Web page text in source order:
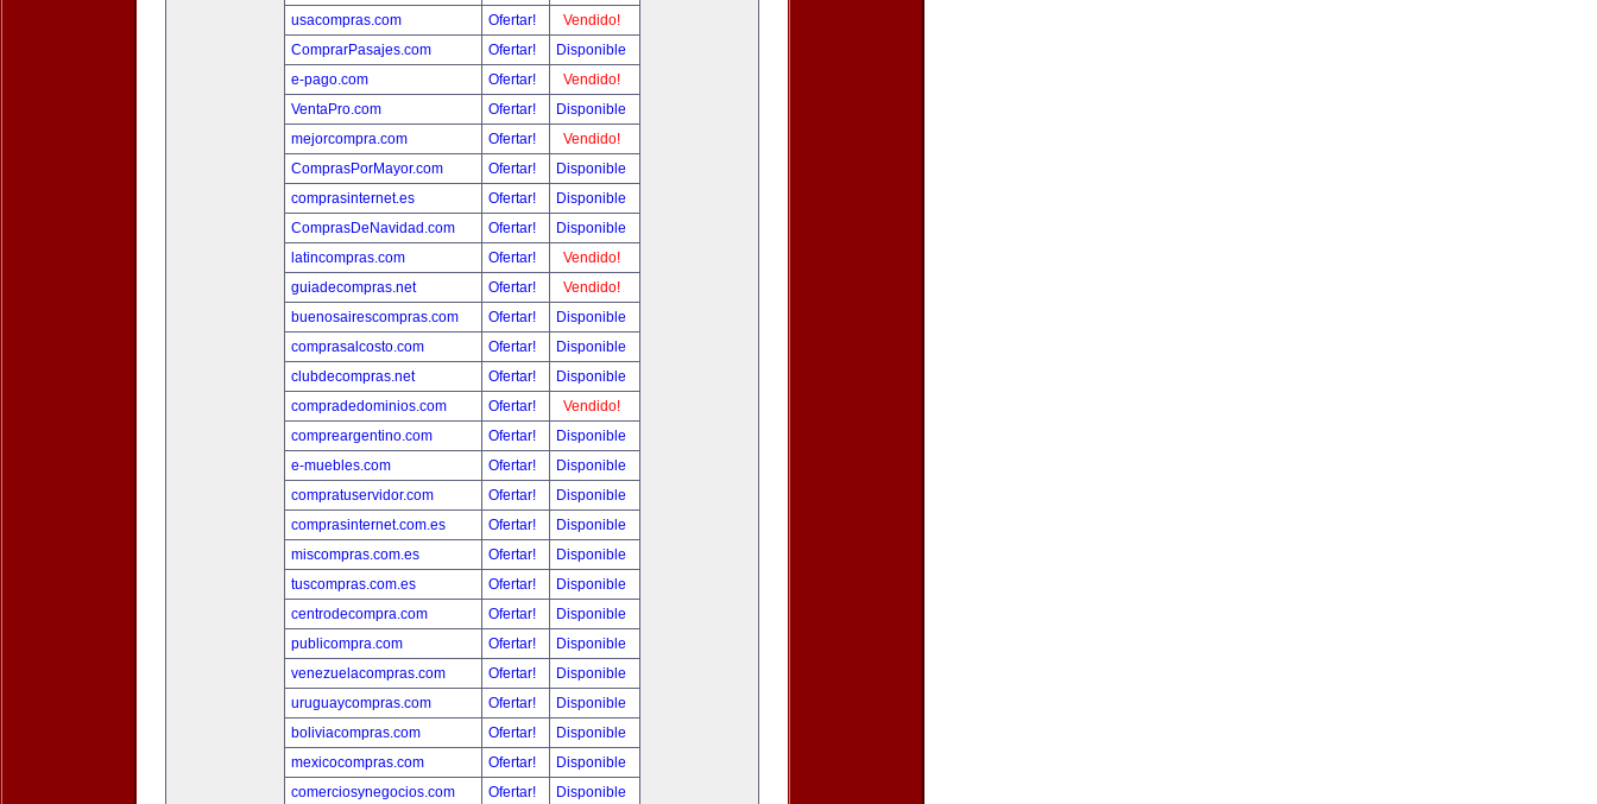
usacompras.com
Ofertar!
Vendido!
ComprarPasajes.com
Ofertar!
Disponible
e-pago.com
Ofertar!
Vendido!
VentaPro.com
Ofertar!
Disponible
mejorcompra.com
Ofertar!
Vendido!
ComprasPorMayor.com
Ofertar!
Disponible
comprasinternet.es
Ofertar!
Disponible
ComprasDeNavidad.com
Ofertar!
Disponible
latincompras.com
Ofertar!
Vendido!
guiadecompras.net
Ofertar!
Vendido!
buenosairescompras.com
Ofertar!
Disponible
comprasalcosto.com
Ofertar!
Disponible
clubdecompras.net
Ofertar!
Disponible
compradedominios.com
Ofertar!
Vendido!
compreargentino.com
Ofertar!
Disponible
e-muebles.com
Ofertar!
Disponible
compratuservidor.com
Ofertar!
Disponible
comprasinternet.com.es
Ofertar!
Disponible
miscompras.com.es
Ofertar!
Disponible
tuscompras.com.es
Ofertar!
Disponible
centrodecompra.com
Ofertar!
Disponible
publicompra.com
Ofertar!
Disponible
venezuelacompras.com
Ofertar!
Disponible
uruguaycompras.com
Ofertar!
Disponible
boliviacompras.com
Ofertar!
Disponible
mexicocompras.com
Ofertar!
Disponible
comerciosynegocios.com
Ofertar!
Disponible